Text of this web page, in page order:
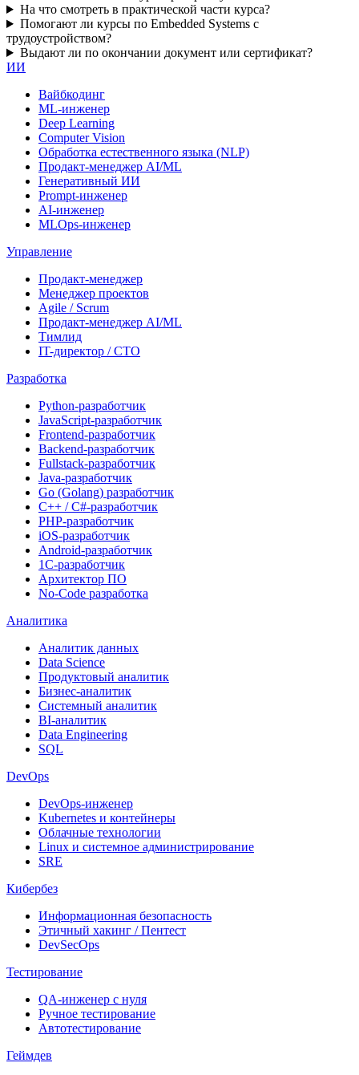
На что смотреть в практической части курса?
Помогают ли курсы по Embedded Systems с
трудоустройством?
Выдают ли по окончании документ или сертификат?
ИИ
Вайбкодинг
ML-инженер
Deep Learning
Computer Vision
Обработка естественного языка (NLP)
Продакт-менеджер AI/ML
Генеративный ИИ
Prompt-инженер
AI-инженер
MLOps-инженер
Управление
Продакт-менеджер
Менеджер проектов
Agile / Scrum
Продакт-менеджер AI/ML
Тимлид
IT-директор / CTO
Разработка
Python-разработчик
JavaScript-разработчик
Frontend-разработчик
Backend-разработчик
Fullstack-разработчик
Java-разработчик
Go (Golang) разработчик
C++ / C#-разработчик
PHP-разработчик
iOS-разработчик
Android-разработчик
1С-разработчик
Архитектор ПО
No-Code разработка
Аналитика
Аналитик данных
Data Science
Продуктовый аналитик
Бизнес-аналитик
Системный аналитик
BI-аналитик
Data Engineering
SQL
DevOps
DevOps-инженер
Kubernetes и контейнеры
Облачные технологии
Linux и системное администрирование
SRE
Кибербез
Информационная безопасность
Этичный хакинг / Пентест
DevSecOps
Тестирование
QA-инженер с нуля
Ручное тестирование
Автотестирование
Геймдев